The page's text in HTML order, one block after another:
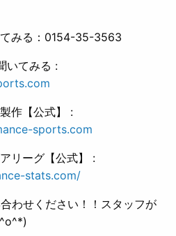
みる：0154-35-3563
いてみる :
作【公式】 :
sports.com
リーグ【公式】 :
stats.com/
わせください！！スタッフが